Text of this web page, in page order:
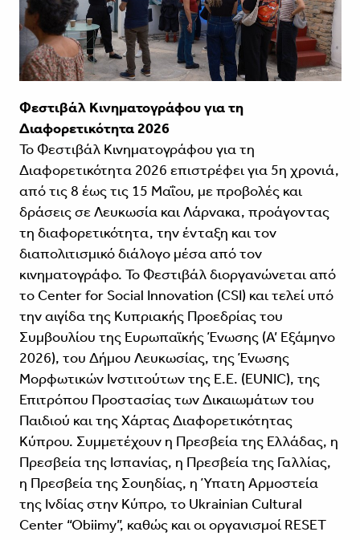
Φεστιβάλ Κινηματογράφου για τη
Διαφορετικότητα 2026
Το Φεστιβάλ Κινηματογράφου για τη
Διαφορετικότητα 2026 επιστρέφει για 5η χρονιά,
από τις 8 έως τις 15 Μαΐου, με προβολές και
δράσεις σε Λευκωσία και Λάρνακα, προάγοντας
τη διαφορετικότητα, την ένταξη και τον
διαπολιτισμικό διάλογο μέσα από τον
κινηματογράφο. Το Φεστιβάλ διοργανώνεται από
το Center for Social Innovation (CSI) και τελεί υπό
την αιγίδα της Κυπριακής Προεδρίας του
Συμβουλίου της Ευρωπαϊκής Ένωσης (Α’ Εξάμηνο
2026), του Δήμου Λευκωσίας, της Ένωσης
Μορφωτικών Ινστιτούτων της Ε.Ε. (EUNIC), της
Επιτρόπου Προστασίας των Δικαιωμάτων του
Παιδιού και της Χάρτας Διαφορετικότητας
Κύπρου. Συμμετέχουν η Πρεσβεία της Ελλάδας, η
Πρεσβεία της Ισπανίας, η Πρεσβεία της Γαλλίας,
η Πρεσβεία της Σουηδίας, η Ύπατη Αρμοστεία
της Ινδίας στην Κύπρο, το Ukrainian Cultural
Center “Obiimy”, καθώς και οι οργανισμοί RESET